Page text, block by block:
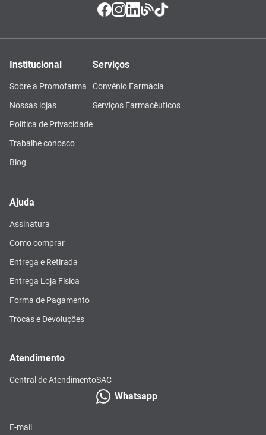
Institucional
Sobre a Promofarma
Nossas lojas
Política de Privacidade
Trabalhe conosco
Blog
Serviços
Convênio Farmácia
Serviços Farmacêuticos
Ajuda
Assinatura
Como comprar
Entrega e Retirada
Entrega Loja Física
Forma de Pagamento
Trocas e Devoluções
Atendimento
Central de AtendimentoSAC
Whatsapp
E-mail